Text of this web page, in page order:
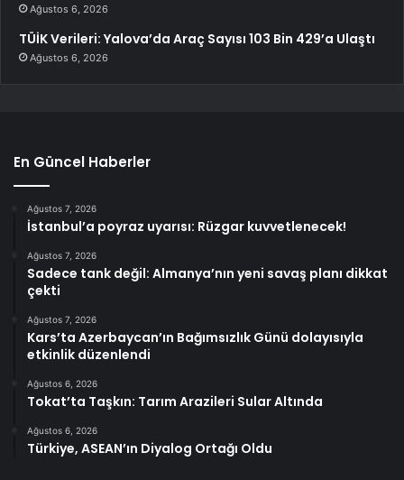
Ağustos 6, 2026
TÜİK Verileri: Yalova’da Araç Sayısı 103 Bin 429’a Ulaştı
Ağustos 6, 2026
En Güncel Haberler
Ağustos 7, 2026
İstanbul’a poyraz uyarısı: Rüzgar kuvvetlenecek!
Ağustos 7, 2026
Sadece tank değil: Almanya’nın yeni savaş planı dikkat
çekti
Ağustos 7, 2026
Kars’ta Azerbaycan’ın Bağımsızlık Günü dolayısıyla
etkinlik düzenlendi
Ağustos 6, 2026
Tokat’ta Taşkın: Tarım Arazileri Sular Altında
Ağustos 6, 2026
Türkiye, ASEAN’ın Diyalog Ortağı Oldu